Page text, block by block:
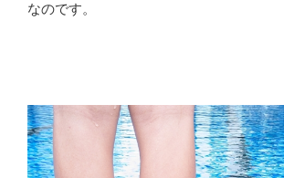
なのです。